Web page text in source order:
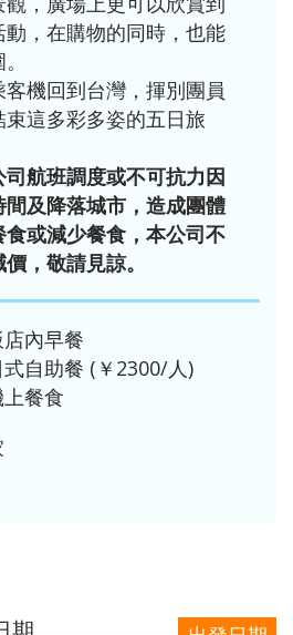
，在購物的同時，也能
機回到台灣，揮別團員
這多彩多姿的五日旅
航班調度或不可抗力因
及降落城市，造成團體
或減少餐食，本公司不
，敬請見諒。
內早餐
自助餐 (￥2300/人)
餐食